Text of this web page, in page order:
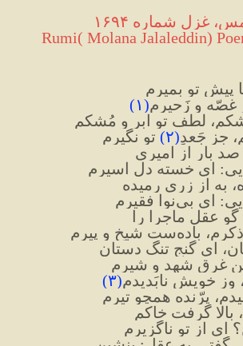
غزل شماره ۱۶۹۴
Rumi( Molana Jalaleddin)
پیش تو بمیرم
غصّه و زَحیرم(۱)
لطف تو ابر و مُشکم
جز جَعدِ(۲) تو نگیرم
بار از امیری
ای خسته دل اسیرم
به از زری رمیده
فقیرم
عقل ماجرا را
شیخ و پیرم
ای گنجِ تنگ دستان
غرق شهد و شیرم
وز خویش نابَدیدم(۳)
پرّنده همچو تیرم
بالا گرفت خاکم